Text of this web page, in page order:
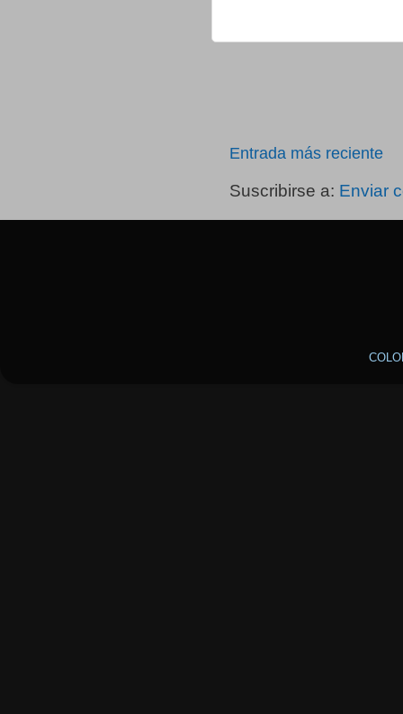
Entrada más reciente
Suscribirse a: Enviar